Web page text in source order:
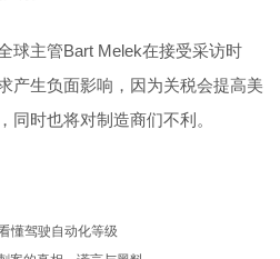
球主管Bart Melek在接受采访时
产生负面影响，因为关税会提高美
同时也将对制造商们不利。
懂驾驶自动化等级